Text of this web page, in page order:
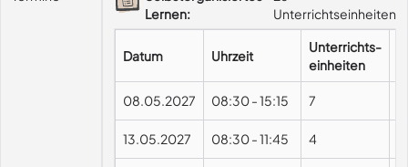
Lernen:
Unterrichtseinheiten
Datum Uhrzeit
Unterrichts-
einheiten
08.05.2027 08:30-15:15 7
13.05.2027 08:30-11:45 4